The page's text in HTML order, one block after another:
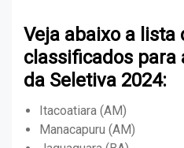
Veja abaixo a
classificados para
da Seletiva 2024:
Itacoatiara (AM)
Manacapuru (AM)